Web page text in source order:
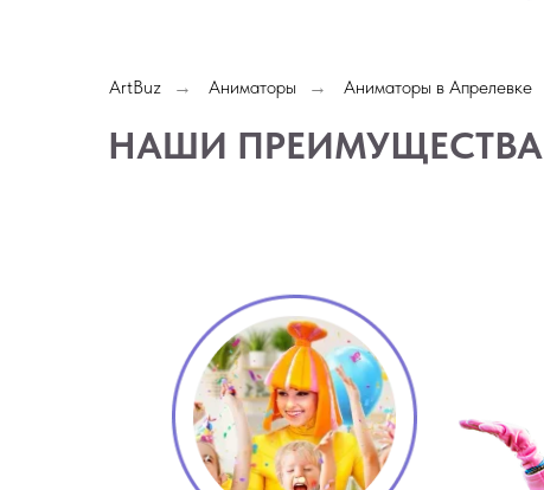
ArtBuz → Аниматоры → Аниматоры в Апрелевке
НАШИ ПРЕИМУЩЕСТВА